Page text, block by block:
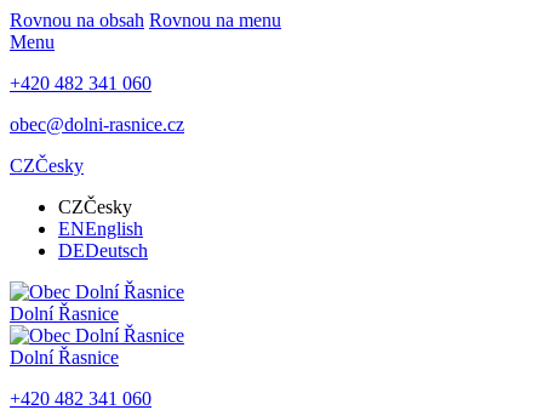
Rovnou na obsah Rovnou na menu
Menu
+420 482 341 060
obec@dolni-rasnice.cz
CZČesky
CZČesky
ENEnglish
DEDeutsch
Dolní Řasnice
Dolní Řasnice
+420 482 341 060